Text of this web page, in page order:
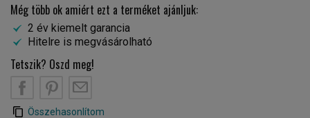
Még több ok amiért ezt a terméket ajánljuk:
2 év kiemelt garancia
Hitelre is megvásárolható
Tetszik? Oszd meg!
Összehasonlítom